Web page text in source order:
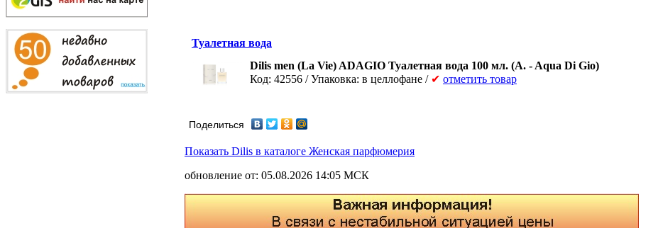
Туалетная вода
Dilis men (La Vie) ADAGIO Туалетная вода 100 мл. (A. - Aqua Di Gio)
Код: 42556 / Упаковка: в целлофане / ✔ отметить товар
Поделиться
Показать Dilis в каталоге Женская парфюмерия
обновление от: 05.08.2026 14:05 МСК